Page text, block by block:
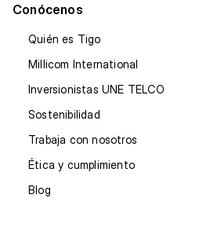
Conócenos
Quién es Tigo
Millicom International
Inversionistas UNE TELCO
Sostenibilidad
Trabaja con nosotros
Ética y cumplimiento
Blog